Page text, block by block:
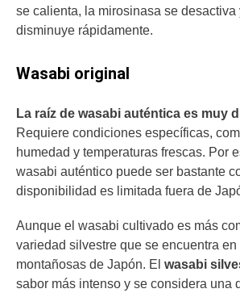
se calienta, la mirosinasa se
disminuye rápidamente.
Wasabi original
La raíz de wasabi auténtica es muy
Requiere condiciones específicas,
humedad y temperaturas frescas. Por
wasabi auténtico puede ser bastante
disponibilidad es limitada fuera de
Aunque el wasabi cultivado es más
variedad silvestre que se encuentra en
montañosas de Japón. El wasabi
sabor más intenso y se considera una